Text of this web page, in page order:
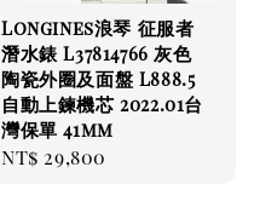
Longines浪琴 征服者
潛水錶 L37814766 灰色
陶瓷外圈及面盤 L888.5
自動上鍊機芯 2022.01台
灣保單 41mm
Regular
NT$ 29,800